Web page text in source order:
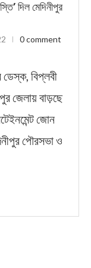
দিল মেদিনীপুর
0 comment
বিপ্লবী
জেলায় বাড়ছে
জোন
পৌরসভা ও